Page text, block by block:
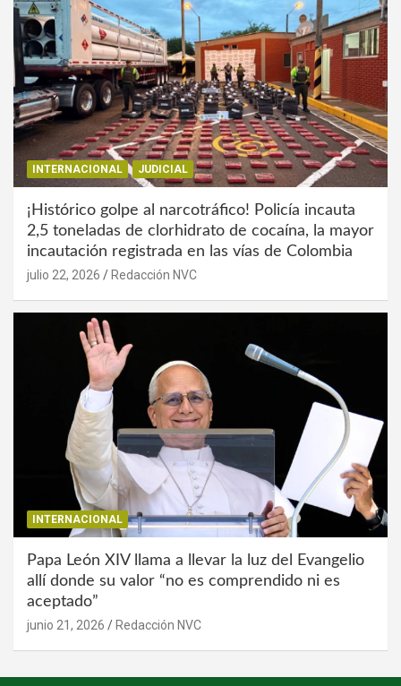
INTERNACIONAL JUDICIAL
¡Histórico golpe al narcotráfico! Policía incauta
2,5 toneladas de clorhidrato de cocaína, la mayor
incautación registrada en las vías de Colombia
julio 22, 2026 Redacción NVC
INTERNACIONAL
Papa León XIV llama a llevar la luz del Evangelio
allí donde su valor “no es comprendido ni es
aceptado”
junio 21, 2026 Redacción NVC